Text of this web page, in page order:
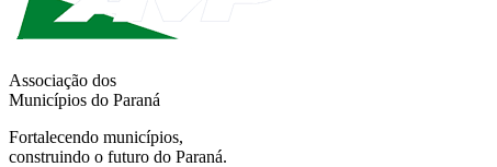
Associação dos
Municípios do Paraná
Fortalecendo municípios,
construindo o futuro do Paraná.